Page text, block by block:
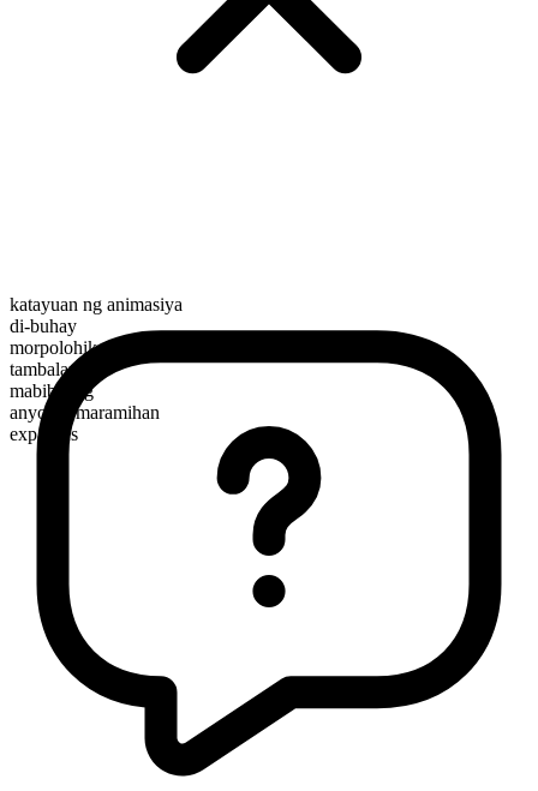
katayuan ng animasiya
di-buhay
morpolohikal na kayarian
tambalan
mabibilang
anyo ng maramihan
expanses